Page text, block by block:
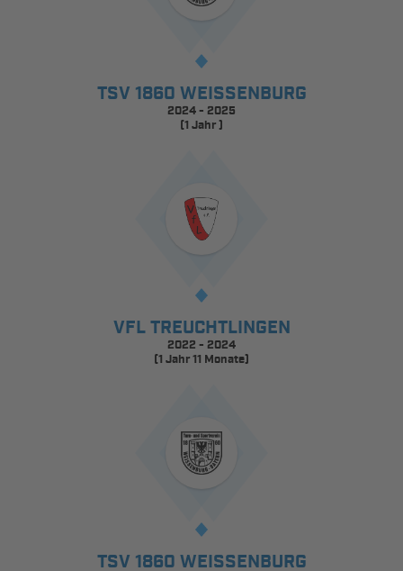
TSV 1860 WEISSENBURG
2024 - 2025
(1 Jahr )
VFL TREUCHTLINGEN
2022 - 2024
(1 Jahr 11 Monate)
TSV 1860 WEISSENBURG